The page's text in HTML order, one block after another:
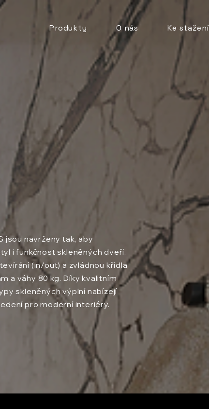
Produkty O nás Ke stažení
jsou navrženy tak, aby
i funkčnost skleněných dveří.
(in/out) a zvládnou křídla
a váhy 80 kg. Díky kvalitním
skleněných výplní nabízejí
pro moderní interiéry.